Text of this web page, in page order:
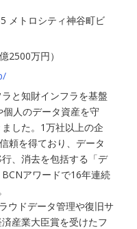
メトロシティ神谷町ビ
2500万円）
と知財インフラを基盤
人のデータ資産を守
した。1万社以上の企
頼を得ており、データ
、消去を包括する「デ
アワードで16年連続
ウドデータ管理や復旧サ
産業大臣賞を受けたフ